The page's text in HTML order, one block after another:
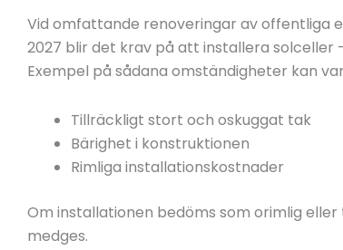
Vid omfattande renoveringar av offentliga
2027 blir det krav på att installera solceller
Exempel på sådana omständigheter kan
Tillräckligt stort och oskuggat tak
Bärighet i konstruktionen
Rimliga installationskostnader
Om installationen bedöms som orimlig
medges.